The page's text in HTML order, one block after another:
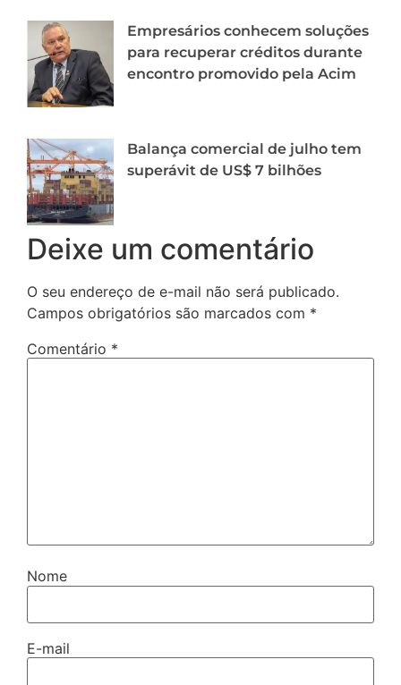
Empresários conhecem soluções
para recuperar créditos durante
encontro promovido pela Acim
Balança comercial de julho tem
superávit de US$ 7 bilhões
Deixe um comentário
O seu endereço de e-mail não será publicado.
Campos obrigatórios são marcados com *
Comentário *
Nome
E-mail